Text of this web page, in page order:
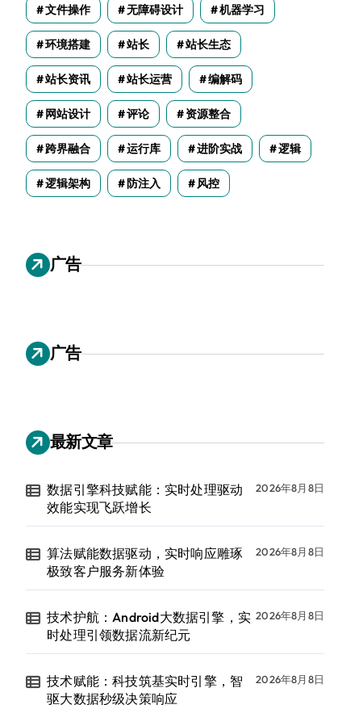
文件操作 无障碍设计 机器学习
环境搭建 站长 站长生态
站长资讯 站长运营 编解码
网站设计 评论 资源整合
跨界融合 运行库 进阶实战 逻辑
逻辑架构 防注入 风控
广告
广告
最新文章
数据引擎科技赋能：实时处理驱动
效能实现飞跃增长
2026年8月8日
算法赋能数据驱动，实时响应雕琢
极致客户服务新体验
2026年8月8日
技术护航：Android大数据引擎，实
时处理引领数据流新纪元
2026年8月8日
技术赋能：科技筑基实时引擎，智
驱大数据秒级决策响应
2026年8月8日